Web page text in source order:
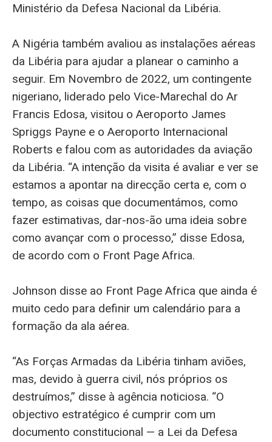
Ministério da Defesa Nacional da Libéria.
A Nigéria também avaliou as instalações aéreas
da Libéria para ajudar a planear o caminho a
seguir. Em Novembro de 2022, um contingente
nigeriano, liderado pelo Vice-Marechal do Ar
Francis Edosa, visitou o Aeroporto James
Spriggs Payne e o Aeroporto Internacional
Roberts e falou com as autoridades da aviação
da Libéria. “A intenção da visita é avaliar e ver se
estamos a apontar na direcção certa e, com o
tempo, as coisas que documentámos, como
fazer estimativas, dar-nos-ão uma ideia sobre
como avançar com o processo,” disse Edosa,
de acordo com o Front Page Africa.
Johnson disse ao Front Page Africa que ainda é
muito cedo para definir um calendário para a
formação da ala aérea.
“As Forças Armadas da Libéria tinham aviões,
mas, devido à guerra civil, nós próprios os
destruímos,” disse à agência noticiosa. “O
objectivo estratégico é cumprir com um
documento constitucional — a Lei da Defesa